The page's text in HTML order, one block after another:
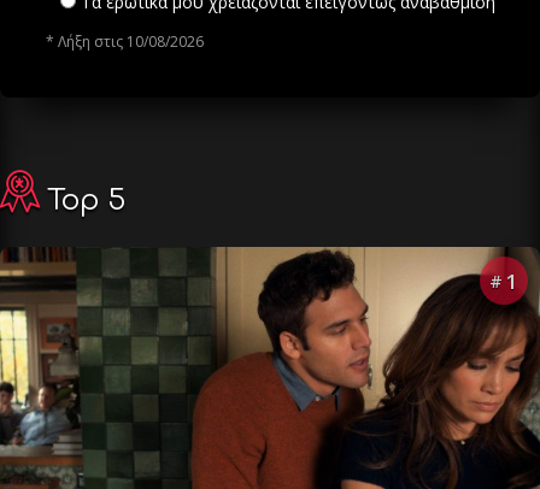
* Λήξη στις 10/08/2026
Top 5
# 1